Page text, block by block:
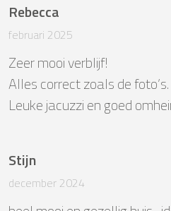
Rebecca
februari 2025
Zeer mooi verblijf!
Alles correct zoals de foto’s.
Leuke jacuzzi en goed
Stijn
december 2024